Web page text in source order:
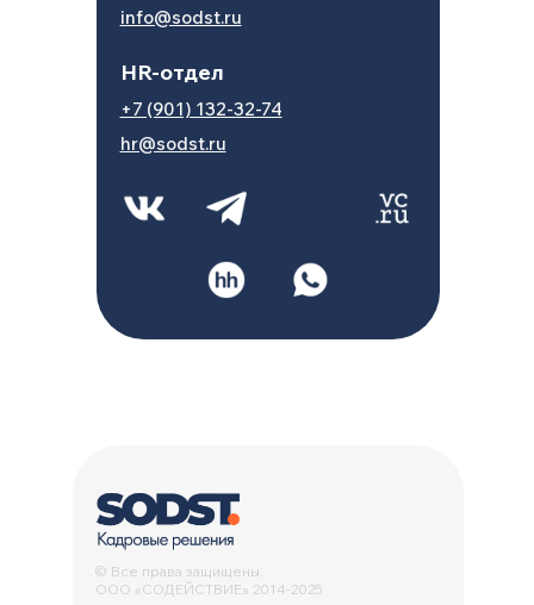
info@sodst.ru
HR-отдел
+7 (901) 132-32-74
hr@sodst.ru
© Все права защищены.
ООО «СОДЕЙСТВИЕ» 2014-2025
© Все права защищены. ООО